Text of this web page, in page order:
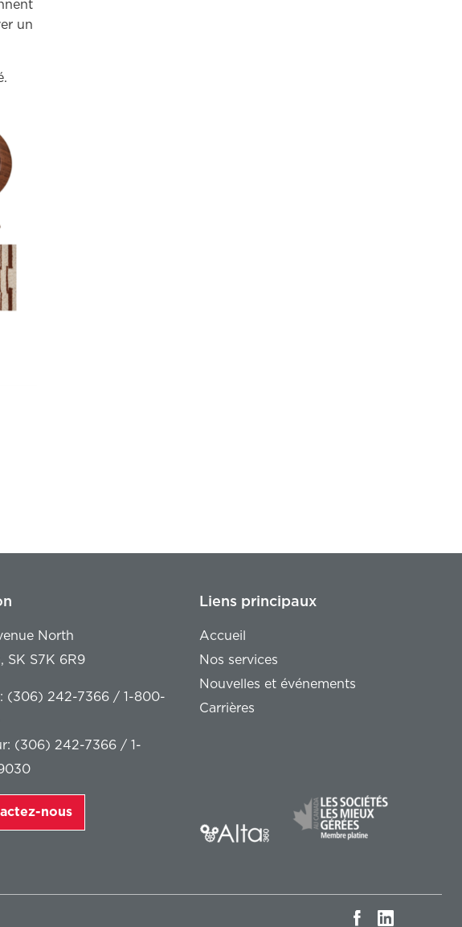
un
North
SK S7K 6R9
(306) 242-7366 / 1-800-
(306) 242-7366 / 1-
Liens principaux
Accueil
Nos services
Nouvelles et événements
Carrières
nous